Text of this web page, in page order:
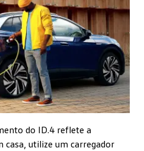
do ID.4 reflete a
casa, utilize um carregador